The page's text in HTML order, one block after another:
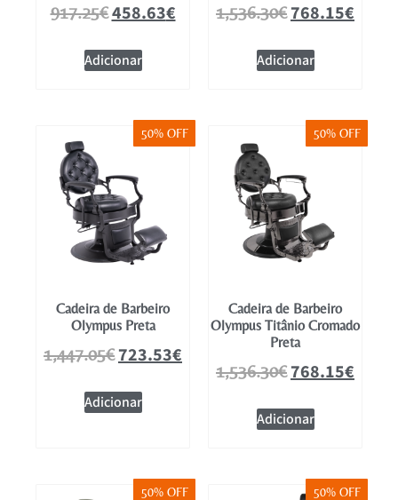
917.25€458.63€
Adicionar
1,536.30€768.15€
Adicionar
50% OFF
Cadeira de Barbeiro
Olympus Preta
1,447.05€723.53€
Adicionar
50% OFF
Cadeira de Barbeiro
Olympus Titânio Cromado
Preta
1,536.30€768.15€
Adicionar
50% OFF 50% OFF